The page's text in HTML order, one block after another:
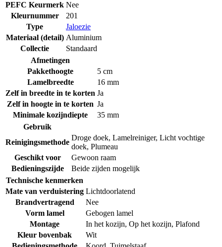
PEFC Keurmerk Nee
Kleurnummer
201
Type
Jaloezie
Materiaal (detail) Aluminium
Collectie
Standaard
Afmetingen
Pakkethoogte
5 cm
Lamelbreedte
16 mm
Zelf in breedte in te korten Ja
Zelf in hoogte in te korten Ja
Minimale kozijndiepte
35 mm
Gebruik
Reinigingsmethode
Droge doek, Lamelreiniger, Licht vochtige
doek, Plumeau
Geschikt voor
Gewoon raam
Bedieningszijde
Beide zijden mogelijk
Technische kenmerken
Mate van verduistering Lichtdoorlatend
Brandvertragend
Nee
Vorm lamel
Gebogen lamel
Montage
In het kozijn, Op het kozijn, Plafond
Kleur bovenbak
Wit